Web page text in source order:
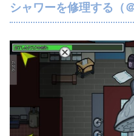
シャワーを修理する（